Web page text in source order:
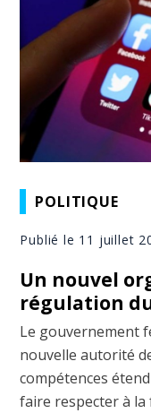
POLITIQUE
Publié le 11 juillet
Un nouvel
régulation
Le gouvernement
nouvelle autorité
compétences
faire respecter à la